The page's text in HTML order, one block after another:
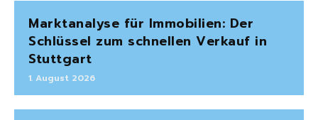
Marktanalyse für Immobilien: Der
Schlüssel zum schnellen Verkauf in
Stuttgart
1. August 2026